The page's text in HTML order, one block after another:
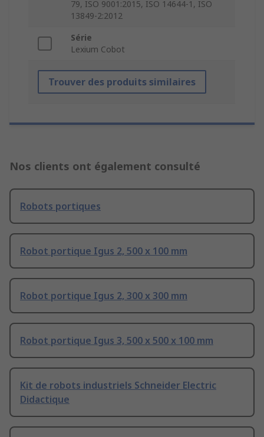
79, ISO 9001:2015, ISO 14644-1, ISO
13849-2:2012
Série
Lexium Cobot
Trouver des produits similaires
Nos clients ont également consulté
Robots portiques
Robot portique Igus 2, 500 x 100 mm
Robot portique Igus 2, 300 x 300 mm
Robot portique Igus 3, 500 x 500 x 100 mm
Kit de robots industriels Schneider Electric
Didactique